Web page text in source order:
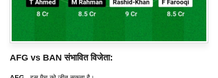
AFG vs BANसंभावित विजेता: